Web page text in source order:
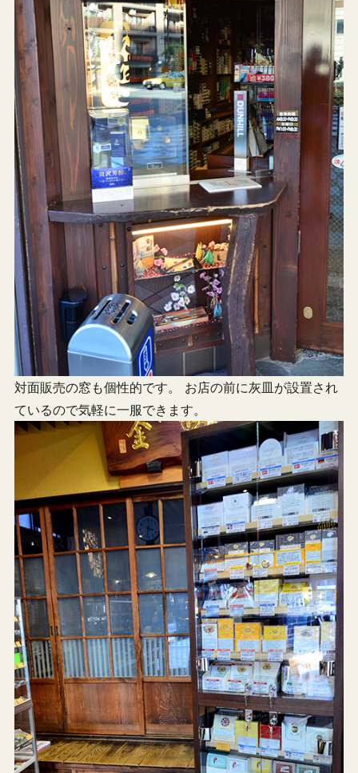
対面販売の窓も個性的です。 お店の前に灰皿が設置され
ているので気軽に一服できます。